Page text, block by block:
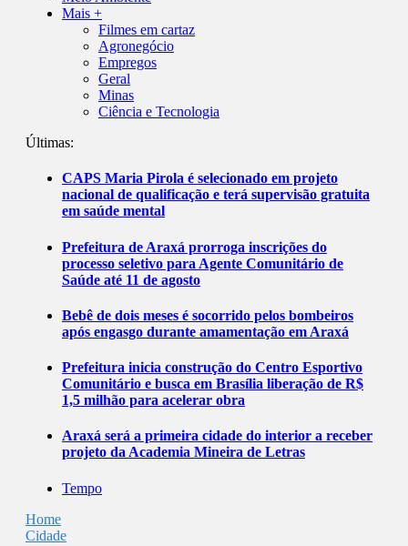
Mais +
Filmes em cartaz
Agronegócio
Empregos
Geral
Minas
Ciência e Tecnologia
Últimas:
CAPS Maria Pirola é selecionado em projeto
nacional de qualificação e terá supervisão gratuita
em saúde mental
Prefeitura de Araxá prorroga inscrições do
processo seletivo para Agente Comunitário de
Saúde até 11 de agosto
Bebê de dois meses é socorrido pelos bombeiros
após engasgo durante amamentação em Araxá
Prefeitura inicia construção do Centro Esportivo
Comunitário e busca em Brasília liberação de R$
1,5 milhão para acelerar obra
Araxá será a primeira cidade do interior a receber
projeto da Academia Mineira de Letras
Tempo
Home
Cidade